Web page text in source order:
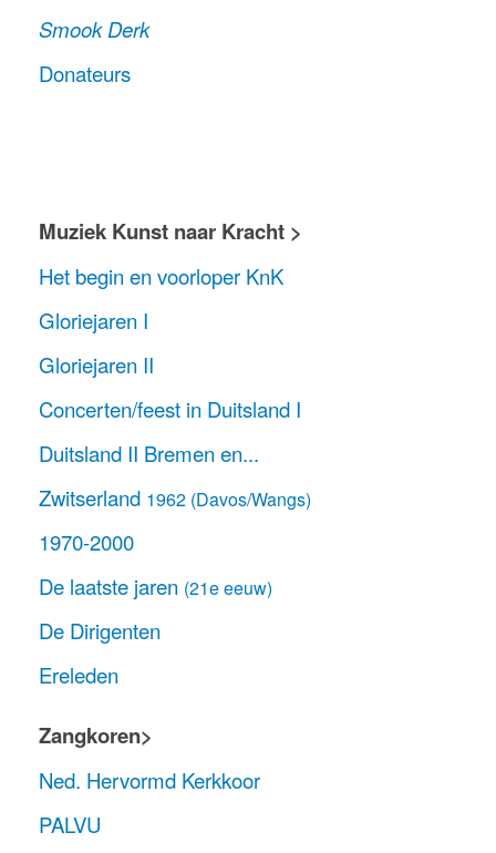
Smook Derk
Donateurs
Muziek Kunst naar Kracht >
Het begin en voorloper KnK
Gloriejaren I
Gloriejaren II
Concerten/feest in Duitsland I
Duitsland II Bremen en...
Zwitserland 1962 (Davos/Wangs)
1970-2000
De laatste jaren (21e eeuw)
De Dirigenten
Ereleden
Zangkoren>
Ned. Hervormd Kerkkoor
PALVU